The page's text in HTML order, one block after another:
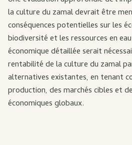
la culture du zamal devrait être
conséquences potentielles sur les
biodiversité et les ressources en
économique détaillée serait
rentabilité de la culture du zamal
alternatives existantes, en tenant
production, des marchés cibles et
économiques globaux.